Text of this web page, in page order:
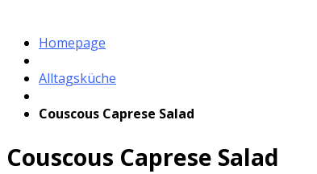
Homepage
Alltagsküche
Couscous Caprese Salad
Couscous Caprese Salad